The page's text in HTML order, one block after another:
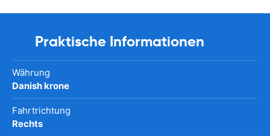
Praktische Informationen
Währung
Danish krone
Fahrtrichtung
Rechts